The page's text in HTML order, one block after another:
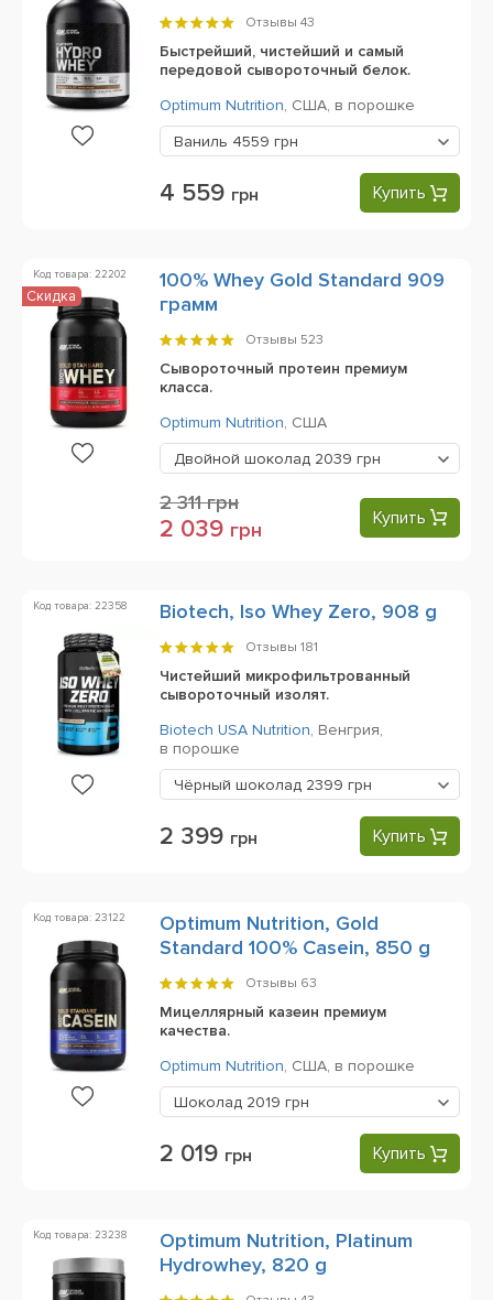
Отзывы 43
Быстрейший, чистейший и самый
передовой сывороточный белок.
Optimum Nutrition, США, в порошке
Ваниль 4559 грн
4 559 грн Купить
Код товара: 22202
100% Whey Gold Standard 909
грамм
Отзывы 523
Сывороточный протеин премиум
класса.
Optimum Nutrition, США
Двойной шоколад 2039 грн
2 311грн
2 039 грн
Купить
Скидка
Код товара: 22358 Biotech, Iso Whey Zero, 908 g
Отзывы 181
Чистейший микрофильтрованный
сывороточный изолят.
Biotech USA Nutrition, Венгрия,
в порошке
Чёрный шоколад 2399 грн
2 399 грн Купить
Код товара: 23122
Optimum Nutrition, Gold
Standard 100% Casein, 850 g
Отзывы 63
Мицеллярный казеин премиум
качества.
Optimum Nutrition, США, в порошке
Шоколад 2019 грн
2 019 грн Купить
Код товара: 23238
Optimum Nutrition, Platinum
Hydrowhey, 820 g